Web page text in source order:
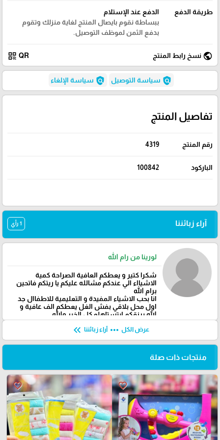
طريقة الدفع
الدفع عند الإستلام
ببساطة نقوم بايصال المنتج لغاية منزلك وتقوم
بدفع الثمن لموظف التوصيل.
public نسخ رابط المنتج QR
qr_code
policy سياسة التوصيل policy سياسة الإلغاء
تفاصيل المنتج
رقم المنتج 4319
الباركود 100842
آراء زبائننا 1 رأي
لورينا من رام الله
شكرا كتير و يعطكم العافية الصراحة كمية
الاشيااء الي عندكم مشالله عليكم يا ريتكم فاتحين
برام الله
انا بحب الاشياء المفيدة و التعليمية للاطفاال جد
اول محل بلاقي بفش الغل يعطكم الف عافية و
الله يرزقكم ابتستاهلو كل الخير والله
عرض الكل more_horiz آراء زبائننا keyboard_double_arrow_left
منتجات ذات صلة
favorite_border
favorite_border